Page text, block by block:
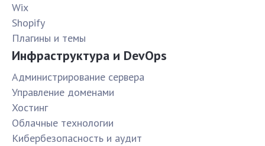
Wix
Shopify
Плагины и темы
Инфраструктура и DevOps
Администрирование сервера
Управление доменами
Хостинг
Облачные технологии
Кибербезопасность и аудит